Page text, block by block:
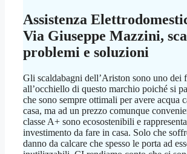
Assistenza
Via Giuseppe Mazzini,
problemi e soluzioni
Gli scaldabagni dell’Ariston sono uno dei
all’occhiello di questo marchio poiché si
che sono sempre ottimali per avere acqua
casa, ma ad un prezzo comunque
classe A+ sono ecosostenibili e
investimento da fare in casa. Solo che
danno da calcare che spesso le porta ad